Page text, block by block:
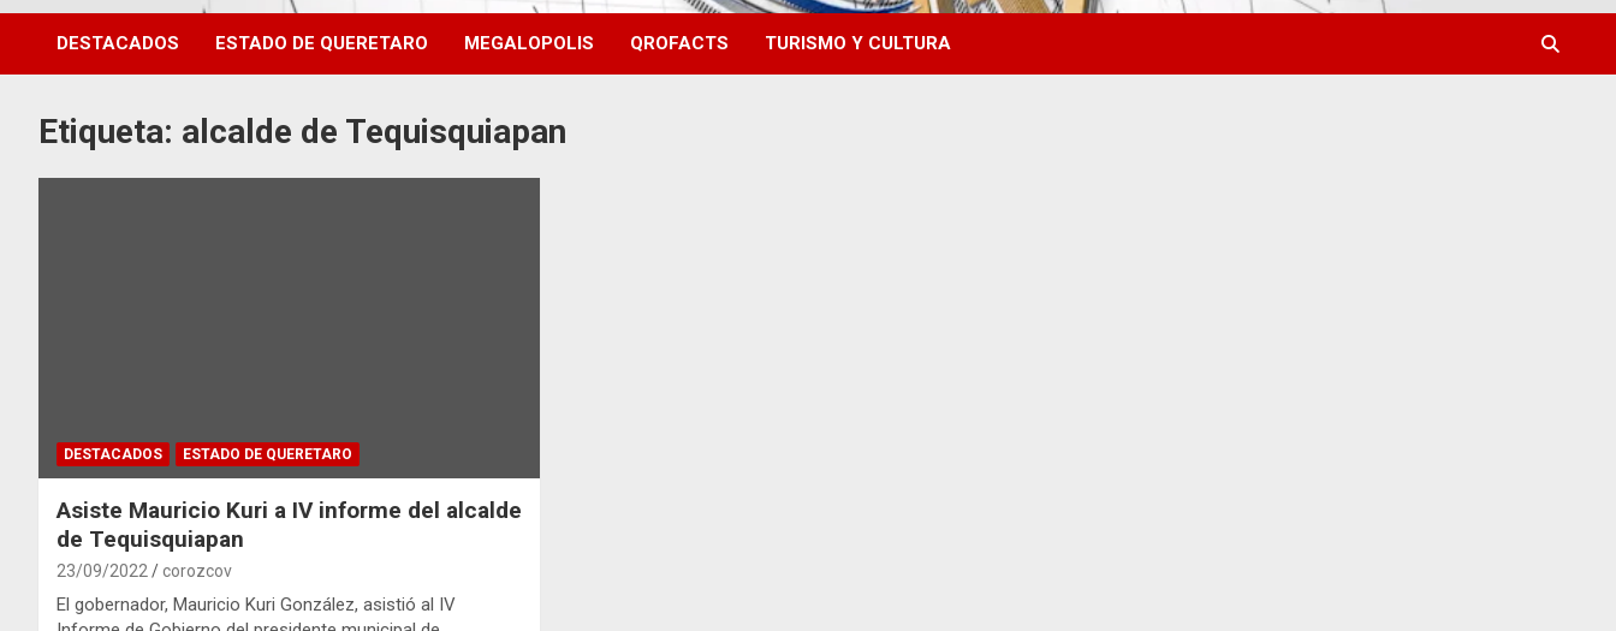
DESTACADOS ESTADO DE QUERETARO MEGALOPOLIS QROFACTS TURISMO Y CULTURA
Etiqueta: alcalde de Tequisquiapan
DESTACADOS ESTADO DE QUERETARO
Asiste Mauricio Kuri a IV informe del alcalde
de Tequisquiapan
23/09/2022 corozcov
El gobernador, Mauricio Kuri González, asistió al IV